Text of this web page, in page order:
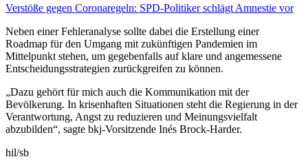
Verstöße gegen Coronaregeln: SPD-Politiker schlägt Amnestie vor
Neben einer Fehleranalyse sollte dabei die Erstellung einer
Roadmap für den Umgang mit zukünftigen Pan­demien im
Mittelpunkt stehen, um gegebenfalls auf klare und angemessene
Entscheidungsstrategien zurückgreifen zu können.
„Dazu gehört für mich auch die Kommunikation mit der
Bevölkerung. In krisenhaften Situationen steht die Regierung in der
Verantwortung, Angst zu reduzieren und Meinungsvielfalt
abzubilden“, sagte bkj-Vorsitzende Inés Brock-Harder.
hil/sb